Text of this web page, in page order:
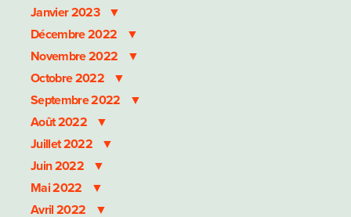
Janvier 2023
Décembre 2022
Novembre 2022
Octobre 2022
Septembre 2022
Août 2022
Juillet 2022
Juin 2022
Mai 2022
Avril 2022